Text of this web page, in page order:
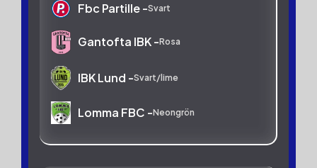
Fbc Partille -Svart
Gantofta IBK -Rosa
IBK Lund -Svart/lime
Lomma FBC -Neongrön
Malmhaug IBF -Svart